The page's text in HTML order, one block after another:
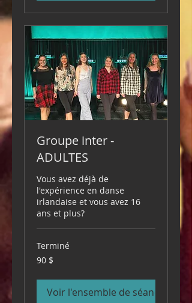
Groupe inter -
ADULTES
Vous avez déjà de
l'expérience en danse
irlandaise et vous avez 16
ans et plus?
Terminé
90 dollars
canadiens
90 $
Voir l'ensemble de séances